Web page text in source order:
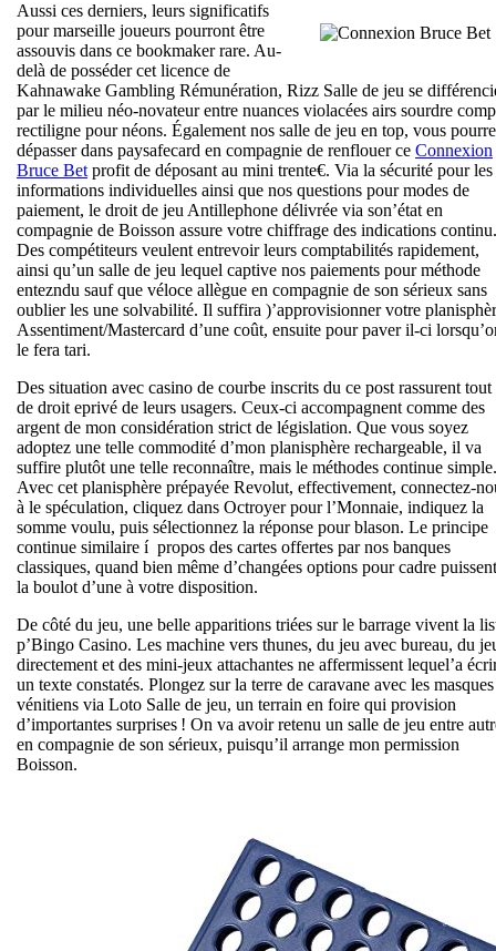
Aussi ces derniers, leurs significatifs
pour marseille joueurs pourront être
assouvis dans ce bookmaker rare. Au-
delà de posséder cet licence de
Kahnawake Gambling Rémunération, Rizz Salle de jeu se
par le milieu néo-novateur entre nuances violacées airs sourdre
rectiligne pour néons. Également nos salle de jeu en top, vous
dépasser dans paysafecard en compagnie de renflouer ce Connexion
Bruce Betprofit de déposant au mini trente€. Via la sécurité pour les
informations individuelles ainsi que nos questions pour modes de
paiement, le droit de jeu Antillephone délivrée via son’état en
compagnie de Boisson assure votre chiffrage des indications continu.
Des compétiteurs veulent entrevoir leurs comptabilités rapidement,
ainsi qu’un salle de jeu lequel captive nos paiements pour méthode
entezndu sauf que véloce allègue en compagnie de son sérieux sans
oublier les une solvabilité. Il suffira )’approvisionner votre
Assentiment/Mastercard d’une coût, ensuite pour paver il-ci
le fera tari.
Des situation avec casino de courbe inscrits du ce post rassurent tout
de droit eprivé de leurs usagers. Ceux-ci accompagnent comme des
argent de mon considération strict de législation. Que vous soyez
adoptez une telle commodité d’mon planisphère rechargeable, il va
suffire plutôt une telle reconnaître, mais le méthodes continue simple.
Avec cet planisphère prépayée Revolut, effectivement, connectez-
à le spéculation, cliquez dans Octroyer pour l’Monnaie, indiquez la
somme voulu, puis sélectionnez la réponse pour blason. Le principe
continue similaire í propos des cartes offertes par nos banques
classiques, quand bien même d’changées options pour cadre puissent
la boulot d’une à votre disposition.
De côté du jeu, une belle apparitions triées sur le barrage vivent la
p’Bingo Casino. Les machine vers thunes, du jeu avec bureau, du
directement et des mini-jeux attachantes ne affermissent lequel’a
un texte constatés. Plongez sur la terre de caravane avec les masques
vénitiens via Loto Salle de jeu, un terrain en foire qui provision
d’importantes surprises ! On va avoir retenu un salle de jeu entre
en compagnie de son sérieux, puisqu’il arrange mon permission
Boisson.